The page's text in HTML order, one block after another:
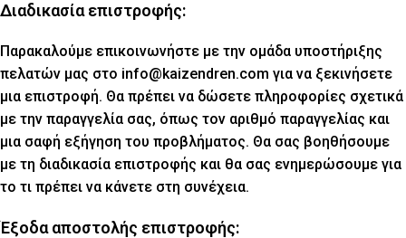
Διαδικασία επιστροφής:
Παρακαλούμε επικοινωνήστε με την ομάδα υποστήριξης
πελατών μας στο info@kaizendren.com για να ξεκινήσετε
μια επιστροφή. Θα πρέπει να δώσετε πληροφορίες σχετικά
με την παραγγελία σας, όπως τον αριθμό παραγγελίας και
μια σαφή εξήγηση του προβλήματος. Θα σας βοηθήσουμε
με τη διαδικασία επιστροφής και θα σας ενημερώσουμε για
το τι πρέπει να κάνετε στη συνέχεια.
Έξοδα αποστολής επιστροφής: